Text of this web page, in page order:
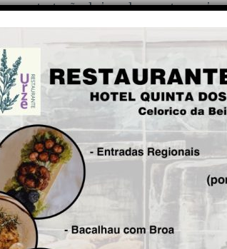
contratação de jogadores
com o futebol profissional),
e nos clubes/SD».
legislação sobre imigração está a
clubes, mas são entidades
dão o nome) portuguesas em pleno
e, estando apreensivas, pedem
que a situação tem impacto não só
um dirigente duma SAD da Liga I:
já estão a ser pagos e não
e o tempo que os vistos demoram não é
E acrescenta ainda: «não tem havido
por parte do Governo». E com o
Portugal um exportador de